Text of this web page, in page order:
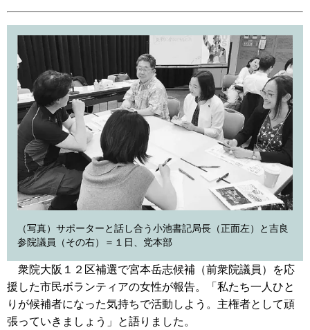
（写真）サポーターと話し合う小池書記局長（正面左）と吉良
参院議員（その右）＝１日、党本部
衆院大阪１２区補選で宮本岳志候補（前衆院議員）を応
援した市民ボランティアの女性が報告。「私たち一人ひと
りが候補者になった気持ちで活動しよう。主権者として頑
張っていきましょう」と語りました。